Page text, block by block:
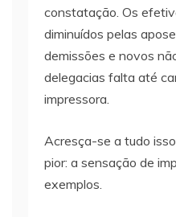
constatação. Os
diminuídos pelas
demissões e novos
delegacias falta até
impressora.
Acresça-se a tudo
pior: a sensação de
exemplos.